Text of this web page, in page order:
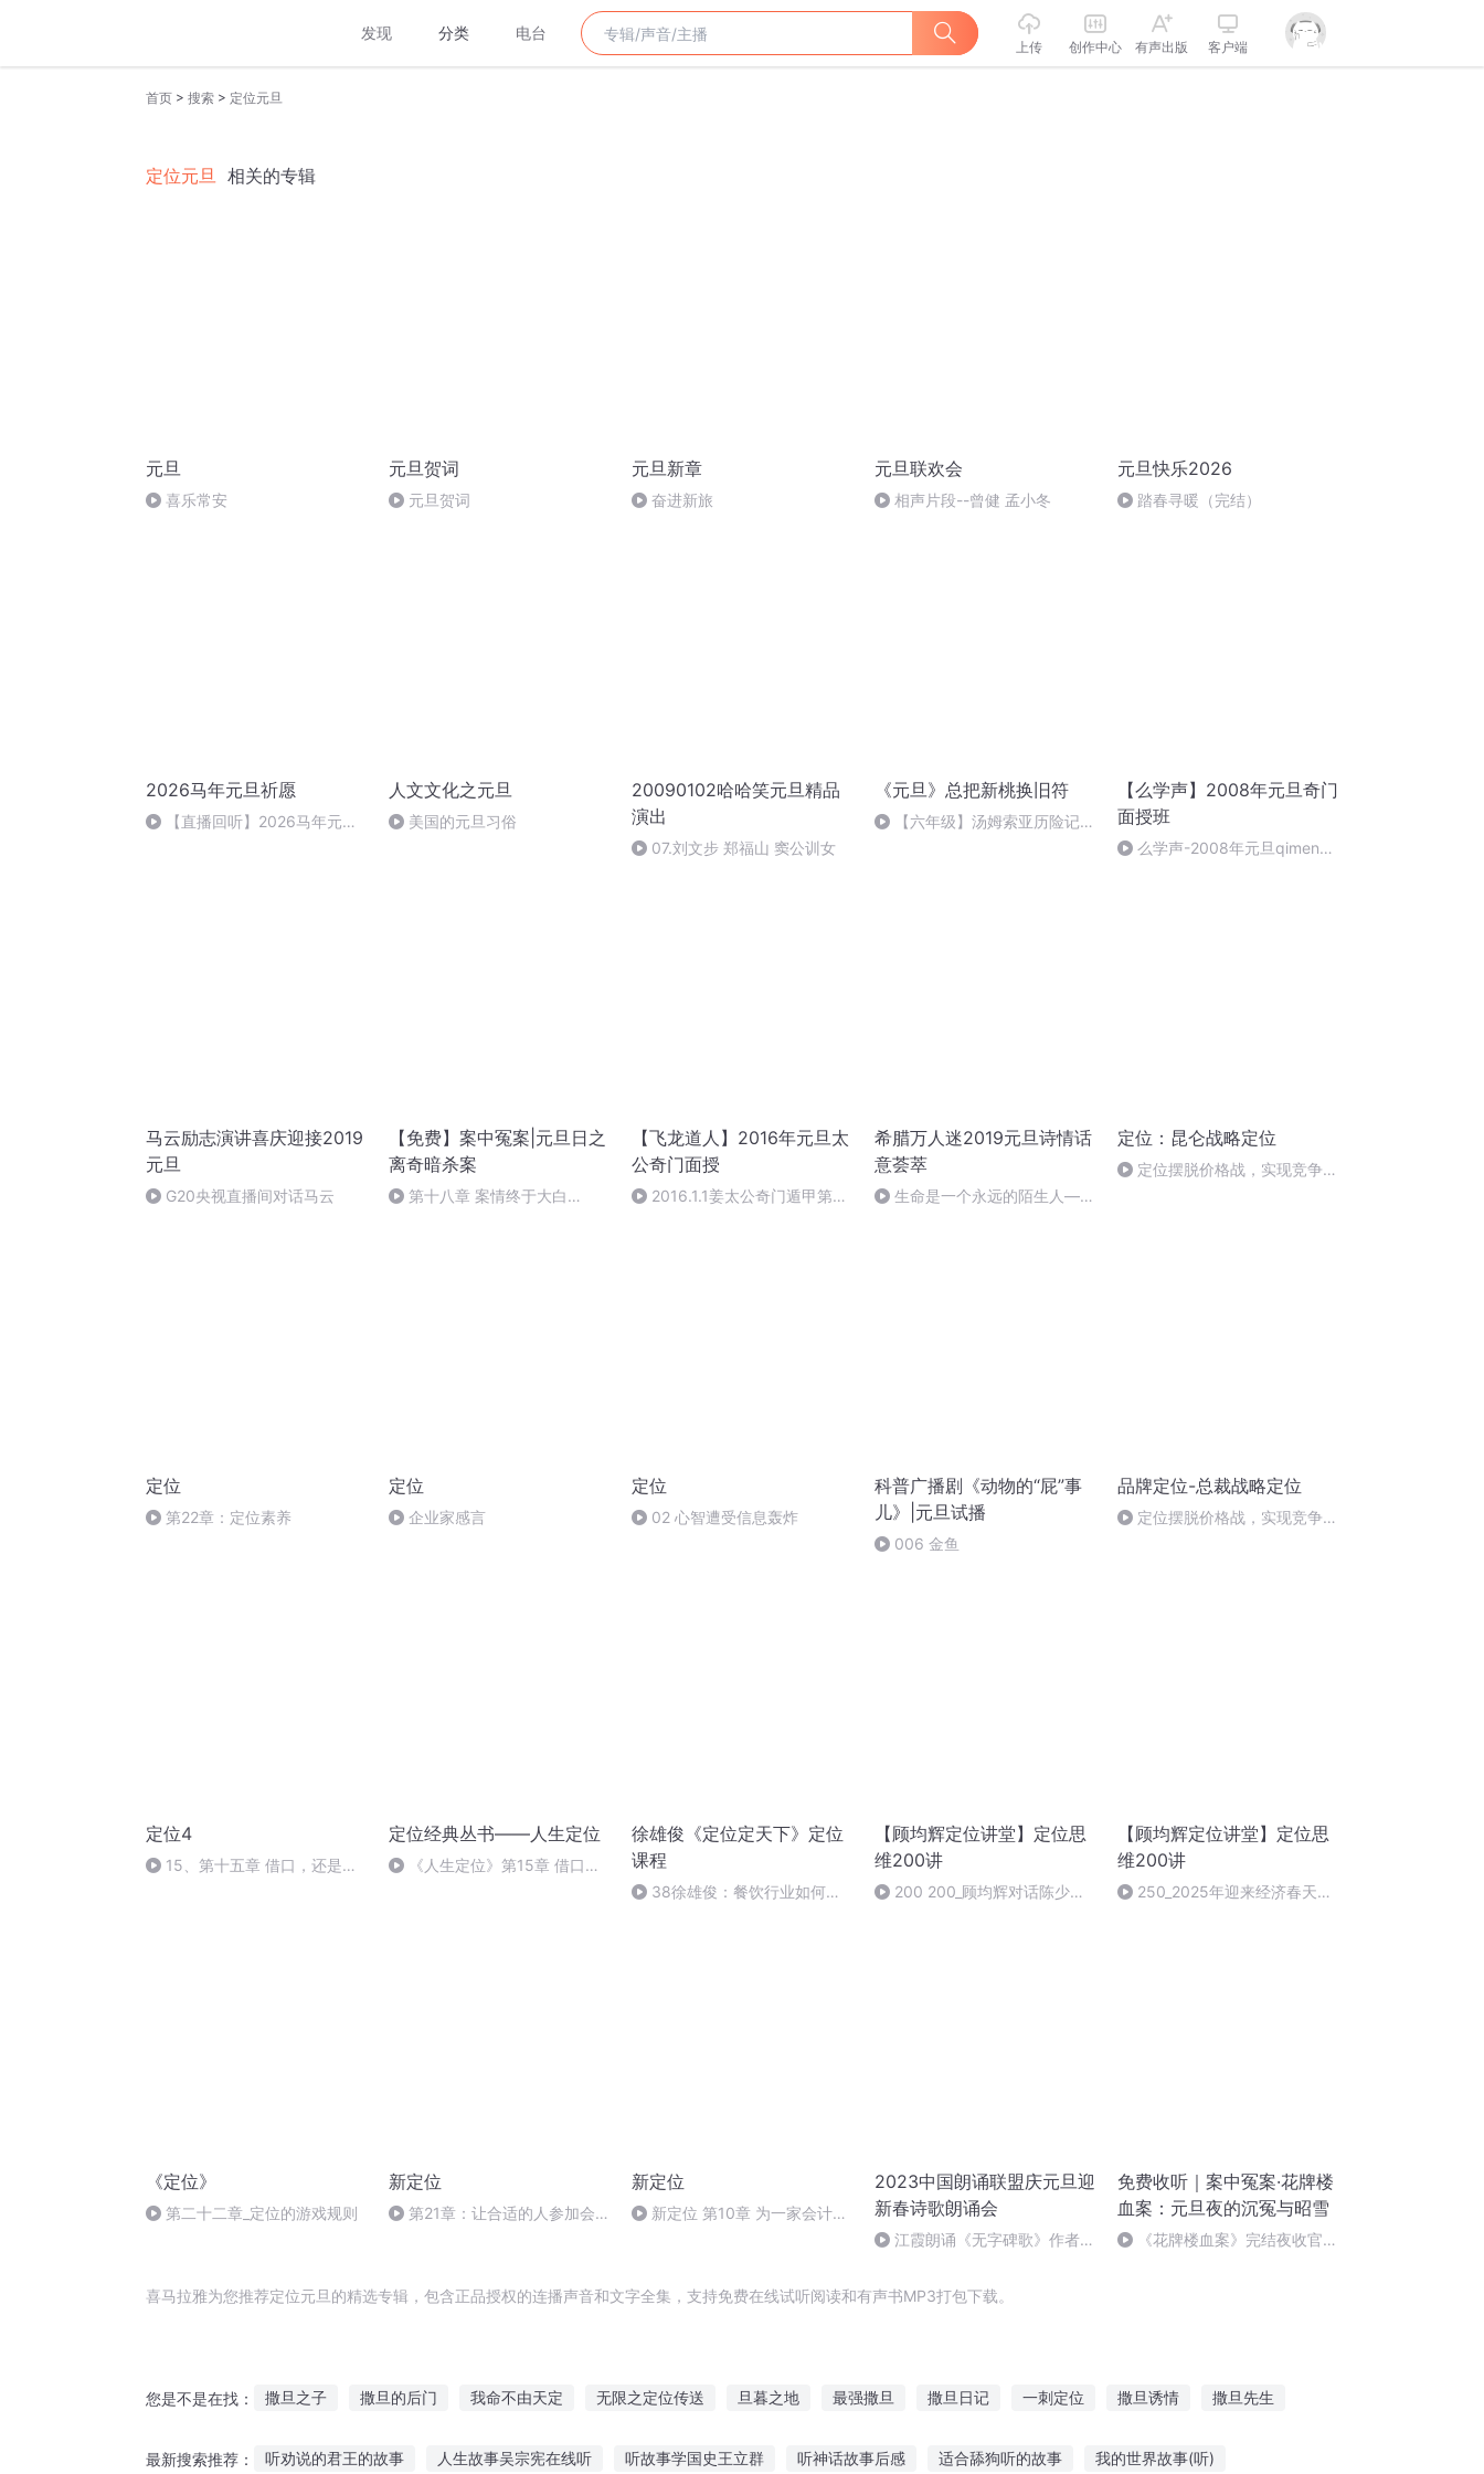
发现 分类 电台
上传 创作中心 有声出版 客户端
首页 > 搜索 > 定位元旦
定位元旦 相关的专辑
元旦
喜乐常安
元旦贺词
元旦贺词
元旦新章
奋进新旅
元旦联欢会
相声片段--曾健 孟小冬
元旦快乐2026
踏春寻暖（完结）
2026马年元旦祈愿
【直播回听】2026马年元旦
人文文化之元旦
美国的元旦习俗
20090102哈哈笑元旦精品
演出
07.刘文步 郑福山 窦公训女
《元旦》总把新桃换旧符
【六年级】汤姆索亚历险记
【么学声】2008年元旦奇门
面授班
么学声-2008年元旦qimen面
马云励志演讲喜庆迎接2019
元旦
G20央视直播间对话马云
【免费】案中冤案|元旦日之
离奇暗杀案
第十八章 案情终于大白
【飞龙道人】2016年元旦太
公奇门面授
2016.1.1姜太公奇门遁甲第一
希腊万人迷2019元旦诗情话
意荟萃
生命是一个永远的陌生人——
定位：昆仑战略定位
定位摆脱价格战，实现竞争取
定位
第22章：定位素养
定位
企业家感言
定位
02 心智遭受信息轰炸
科普广播剧《动物的“屁”事
儿》|元旦试播
006 金鱼
品牌定位-总裁战略定位
定位摆脱价格战，实现竞争取
定位4
15、第十五章 借口，还是借
定位经典丛书——人生定位
《人生定位》第15章 借口，
徐雄俊《定位定天下》定位
课程
38徐雄俊：餐饮行业如何做
【顾均辉定位讲堂】定位思
维200讲
200 200_顾均辉对话陈少
【顾均辉定位讲堂】定位思
维200讲
250_2025年迎来经济春天，
《定位》
第二十二章_定位的游戏规则
新定位
第21章：让合适的人参加会
新定位
新定位 第10章 为一家会计师
2023中国朗诵联盟庆元旦迎
新春诗歌朗诵会
江霞朗诵《无字碑歌》作者：
免费收听｜案中冤案·花牌楼
血案：元旦夜的沉冤与昭雪
《花牌楼血案》完结夜收官，
喜马拉雅为您推荐定位元旦的精选专辑，包含正品授权的连播声音和文字全集，支持免费在线试听阅读和有声书MP3打包下载。
您是不是在找： 撒旦之子 撒旦的后门 我命不由天定 无限之定位传送 旦暮之地 最强撒旦 撒旦日记 一刺定位 撒旦诱情 撒旦先生
最新搜索推荐： 听劝说的君王的故事 人生故事吴宗宪在线听 听故事学国史王立群 听神话故事后感 适合舔狗听的故事 我的世界故事(听)